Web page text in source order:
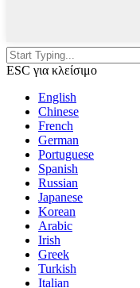
ESC για κλείσιμο
English
Chinese
French
German
Portuguese
Spanish
Russian
Japanese
Korean
Arabic
Irish
Greek
Turkish
Italian